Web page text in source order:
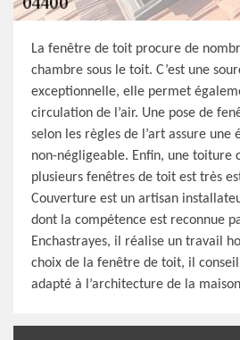
La fenêtre de toit procure de
chambre sous le toit. C’est une
exceptionnelle, elle permet
circulation de l’air. Une pose de
selon les règles de l’art assure une
non-négligeable. Enfin, une toiture
plusieurs fenêtres de toit est très
Couverture est un artisan
dont la compétence est reconnue
Enchastrayes, il réalise un travail
choix de la fenêtre de toit, il
adapté à l’architecture de la